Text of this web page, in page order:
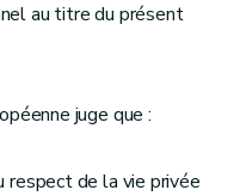
au titre du présent
juge que :
respect de la vie privée